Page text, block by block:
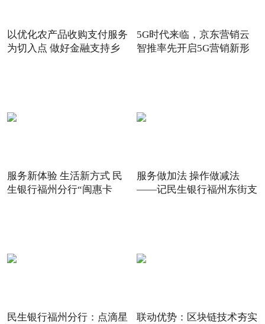
以优化农产品收购支付服务
为切入点 做好金融支持乡
5G时代来临，京东营销云
智推率先开启5G营销新形
服务新体验 生活新方式 民
生银行福州分行“闽惠卡
服务做加法 操作做减法
——记民生银行福州东街支
民生银行福州分行：点滴星
联动优势：区块链技术夯实